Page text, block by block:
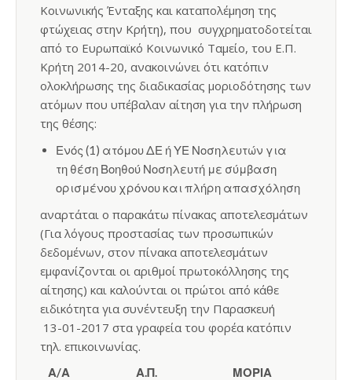
Κοινωνικής Ένταξης και καταπολέμηση της
φτώχειας στην Κρήτη), που συγχρηματοδοτείται
από το Ευρωπαϊκό Κοινωνικό Ταμείο, του Ε.Π.
Κρήτη 2014-20, ανακοινώνει ότι κατόπιν
ολοκλήρωσης της διαδικασίας μοριοδότησης των
ατόμων που υπέβαλαν αίτηση για την πλήρωση
της θέσης:
Ενός (1) ατόμου ΔΕ ή ΥΕ Νοσηλευτών για
τη θέση Βοηθού Νοσηλευτή με σύμβαση
ορισμένου χρόνου και πλήρη απασχόληση
αναρτάται ο παρακάτω πίνακας αποτελεσμάτων
(Για λόγους προστασίας των προσωπικών
δεδομένων, στον πίνακα αποτελεσμάτων
εμφανίζονται οι αριθμοί πρωτοκόλλησης της
αίτησης) και καλούνται οι πρώτοι από κάθε
ειδικότητα για συνέντευξη την Παρασκευή
13-01-2017 στα γραφεία του φορέα κατόπιν
τηλ. επικοινωνίας.
Α/Α Α.Π. ΜΟΡΙΑ